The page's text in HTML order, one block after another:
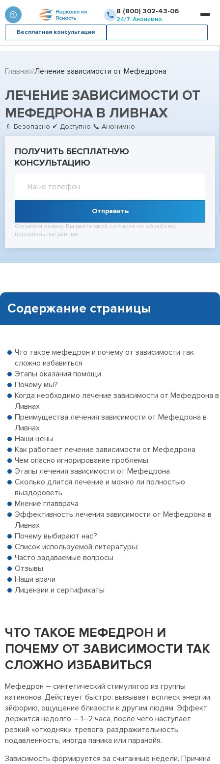
8 (800) 302-43-06
24/7. Анонимно.
Бесплатная консультация
Главная Лечение зависимости от Мефедрона
ЛЕЧЕНИЕ ЗАВИСИМОСТИ ОТ
МЕФЕДРОНА В ЛИВНАХ
💉 Безопасно ✔ Доступно 📞 Анонимно
ПОЛУЧИТЬ БЕСПЛАТНУЮ
КОНСУЛЬТАЦИЮ
Отправить
Оставляя заявку, Вы даёте своё согласие на обработку
персональных данных
Содержание страницы
Что такое мефедрон и почему от зависимости так
сложно избавиться
Этапы оказания помощи
Почему мы?
Когда необходимо лечение зависимости от Мефедрона в
Ливнах
Преимущества лечения зависимости от Мефедрона в
Ливнах
Наши цены
Как работает лечение зависимости от Мефедрона
Чем опасно игнорирование проблемы
Этапы лечения зависимости от Мефедрона
Сколько длится лечение и можно ли полностью
выздороветь
Мнение главврача
Эффективность лечения зависимости от Мефедрона в
Ливнах
Почему выбирают нас?
Список используемой литературы:
Часто задаваемые вопросы
Отзывы
Наши врачи
Лицензии и сертификаты
ЧТО ТАКОЕ МЕФЕДРОН И
ПОЧЕМУ ОТ ЗАВИСИМОСТИ ТАК
СЛОЖНО ИЗБАВИТЬСЯ
Мефедрон – синтетический стимулятор из группы
катинонов. Действует быстро: вызывает всплеск энергии,
эйфорию, ощущение близости к другим людям. Эффект
держится недолго – 1–2 часа, после чего наступает
резкий «отходняк»: тревога, раздражительность,
подавленность, иногда паника или паранойя.
Зависимость формируется за считанные недели. Причина